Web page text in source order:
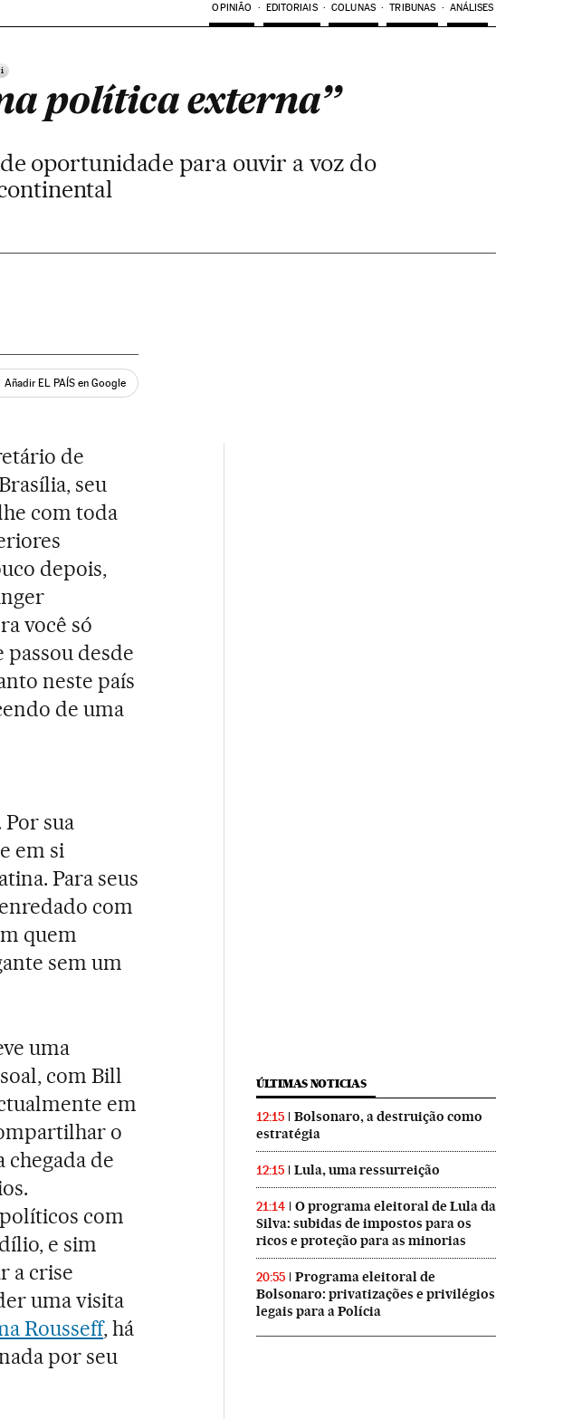
OPINIÃO EDITORIAIS COLUNAS TRIBUNAS ANÁLISES
i
política externa”
oportunidade para ouvir a voz do
Añadir EL PAÍS en Google
de
seu
com toda
depois,
você só
desde
neste país
de uma
sua
em si
Para seus
com
quem
sem um
uma
com Bill
em
o
de
com
e sim
a crise
uma visita
Rousseff, há
por seu
ÚLTIMAS NOTICIAS
12:15
Bolsonaro, a destruição como
estratégia
12:15 Lula, uma ressurreição
21:14
O programa eleitoral de Lula da
Silva: subidas de impostos para os
ricos e proteção para as minorias
20:55
Programa eleitoral de
Bolsonaro: privatizações e privilégios
legais para a Polícia